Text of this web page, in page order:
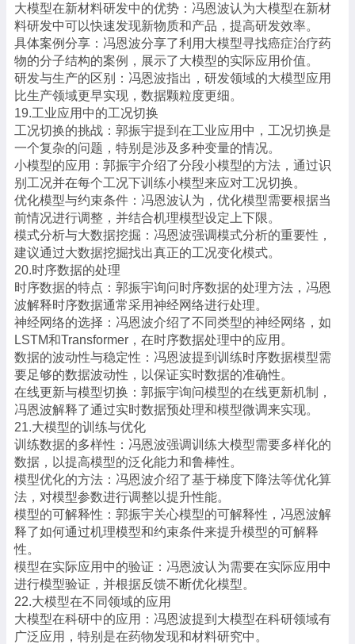
大模型在新材料研发中的优势：冯恩波认为大模型在新材
料研发中可以快速发现新物质和产品，提高研发效率。
具体案例分享：冯恩波分享了利用大模型寻找癌症治疗药
物的分子结构的案例，展示了大模型的实际应用价值。
研发与生产的区别：冯恩波指出，研发领域的大模型应用
比生产领域更早实现，数据颗粒度更细。
19.工业应用中的工况切换
工况切换的挑战：郭振宇提到在工业应用中，工况切换是
一个复杂的问题，特别是涉及多种变量的情况。
小模型的应用：郭振宇介绍了分段小模型的方法，通过识
别工况并在每个工况下训练小模型来应对工况切换。
优化模型与约束条件：冯恩波认为，优化模型需要根据当
前情况进行调整，并结合机理模型设定上下限。
模式分析与大数据挖掘：冯恩波强调模式分析的重要性，
建议通过大数据挖掘找出真正的工况变化模式。
20.时序数据的处理
时序数据的特点：郭振宇询问时序数据的处理方法，冯恩
波解释时序数据通常采用神经网络进行处理。
神经网络的选择：冯恩波介绍了不同类型的神经网络，如
LSTM和Transformer，在时序数据处理中的应用。
数据的波动性与稳定性：冯恩波提到训练时序数据模型需
要足够的数据波动性，以保证实时数据的准确性。
在线更新与模型切换：郭振宇询问模型的在线更新机制，
冯恩波解释了通过实时数据预处理和模型微调来实现。
21.大模型的训练与优化
训练数据的多样性：冯恩波强调训练大模型需要多样化的
数据，以提高模型的泛化能力和鲁棒性。
模型优化的方法：冯恩波介绍了基于梯度下降法等优化算
法，对模型参数进行调整以提升性能。
模型的可解释性：郭振宇关心模型的可解释性，冯恩波解
释了如何通过机理模型和约束条件来提升模型的可解释
性。
模型在实际应用中的验证：冯恩波认为需要在实际应用中
进行模型验证，并根据反馈不断优化模型。
22.大模型在不同领域的应用
大模型在科研中的应用：冯恩波提到大模型在科研领域有
广泛应用，特别是在药物发现和材料研究中。